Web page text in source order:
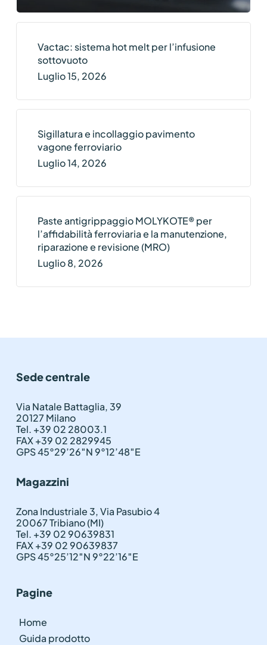
Vactac: sistema hot melt per l’infusione
sottovuoto
Luglio 15, 2026
Sigillatura e incollaggio pavimento
vagone ferroviario
Luglio 14, 2026
Paste antigrippaggio MOLYKOTE® per
l’affidabilità ferroviaria e la manutenzione,
riparazione e revisione (MRO)
Luglio 8, 2026
Sede centrale
Via Natale Battaglia, 39
20127 Milano
Tel. +39 02 28003.1
FAX +39 02 2829945
GPS 45°29’26″N 9°12’48″E
Magazzini
Zona Industriale 3, Via Pasubio 4
20067 Tribiano (MI)
Tel. +39 02 90639831
FAX +39 02 90639837
GPS 45°25’12″N 9°22’16″E
Pagine
Home
Guida prodotto